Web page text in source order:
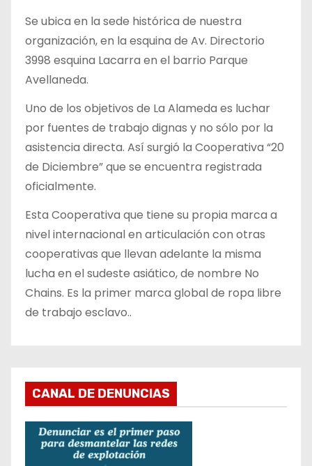
Se ubica en la sede histórica de nuestra
organización, en la esquina de Av. Directorio
3998 esquina Lacarra en el barrio Parque
Avellaneda.
Uno de los objetivos de La Alameda es luchar
por fuentes de trabajo dignas y no sólo por la
asistencia directa. Así surgió la Cooperativa “20
de Diciembre” que se encuentra registrada
oficialmente.
Esta Cooperativa que tiene su propia marca a
nivel internacional en articulación con otras
cooperativas que llevan adelante la misma
lucha en el sudeste asiático, de nombre No
Chains. Es la primer marca global de ropa libre
de trabajo esclavo..
CANAL DE DENUNCIAS